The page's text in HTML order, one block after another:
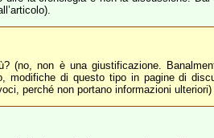
(no, non è una giustificazione.
modifiche di questo tipo in pagine di
perché non portano informazioni ulteriori)